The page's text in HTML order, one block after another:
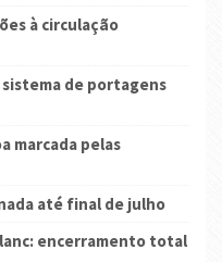
à circulação
sistema de portagens
marcada pelas
até final de julho
encerramento total